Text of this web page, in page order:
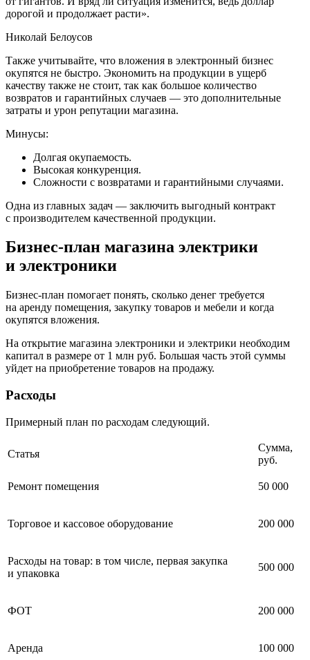
дорогой и продолжает расти».
Николай Белоусов
Также учитывайте, что вложения в электронный бизнес
окупятся не быстро. Экономить на продукции в ущерб
качеству также не стоит, так как большое количество
возвратов и гарантийных случаев — это дополнительные
затраты и урон репутации магазина.
Минусы:
Долгая окупаемость.
Высокая конкуренция.
Сложности с возвратами и гарантийными случаями.
Одна из главных задач — заключить выгодный контракт
с производителем качественной продукции.
Бизнес-план магазина электрики
и электроники
Бизнес‑план помогает понять, сколько денег требуется
на аренду помещения, закупку товаров и мебели и когда
окупятся вложения.
На открытие магазина электроники и электрики необходим
капитал в размере от 1 млн руб. Большая часть этой суммы
уйдет на приобретение товаров на продажу.
Расходы
Примерный план по расходам следующий.
Статья
Сумма,
руб.
Ремонт помещения 50 000
Торговое и кассовое оборудование 200 000
Расходы на товар: в том числе, первая закупка
и упаковка
500 000
ФОТ 200 000
Аренда 100 000